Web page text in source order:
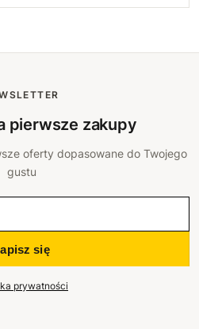
pierwsze zakupy
oferty dopasowane do Twojego
gustu
się
prywatności